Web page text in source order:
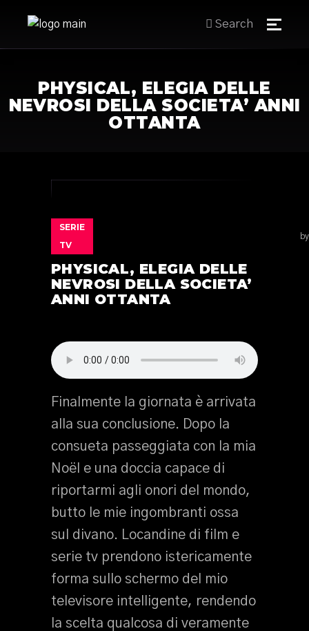
Search
PHYSICAL, ELEGIA DELLE
NEVROSI DELLA SOCIETA’ ANNI
OTTANTA
SERIE
TV
by
PHYSICAL, ELEGIA DELLE
NEVROSI DELLA SOCIETA’
ANNI OTTANTA
Finalmente la giornata è arrivata
alla sua conclusione. Dopo la
consueta passeggiata con la mia
Noël e una doccia capace di
riportarmi agli onori del mondo,
butto le mie ingombranti ossa
sul divano. Locandine di film e
serie tv prendono istericamente
forma sullo schermo del mio
televisore intelligente, rendendo
la scelta qualcosa di veramente